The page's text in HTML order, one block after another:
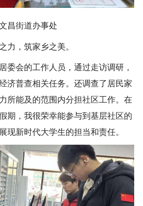
昌街道办事处
力，筑家乡之美。
委会的工作人员，通过走访调研，
济普查相关任务。还调查了居民家
所能及的范围内分担社区工作。在
期，我很荣幸能参与到基层社区的
现新时代大学生的担当和责任。